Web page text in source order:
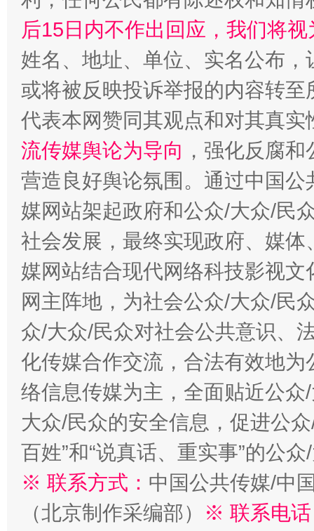
千年窑火 生生不息 一
揭开“小金库”的免责幌子
后15日内不作出回应，我们将
姓名、地址、单位、实名公布
或将被反映投诉举报的内容转
代表本网赞同其观点和对其真实
流传媒舆论为导向 ，强化反腐
营造良好舆论氛围。通过中国
媒网站架起政府和公众/大众/民
社会发展，最终实现政府、媒
媒网站结合现代网络科技影视
网主阵地，为社会公众/大众/民
众/大众/民众对社会公共意识、
化传媒合作交流，合法有效地
络信息传媒为主，全面贴近公
大众/民众的安全信息，促进公
百姓”和“说真话、重实事”的公
※ 联系方式： 中国公共传媒/中
（北京制作采编部）
※ 联系电